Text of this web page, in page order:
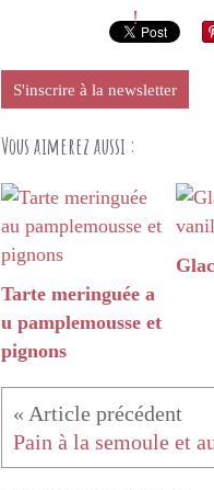
S'inscrire à la newsletter
Vous aimerez aussi :
Tarte meringuée a
u pamplemousse et
pignons
Pain à la semoule et